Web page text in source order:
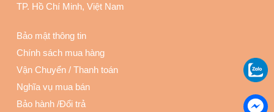
TP. Hồ Chí Minh, Việt Nam
Bảo mật thông tin
Chính sách mua hàng
Vận Chuyển / Thanh toán
Nghĩa vụ mua bán
Bảo hành /Đổi trả